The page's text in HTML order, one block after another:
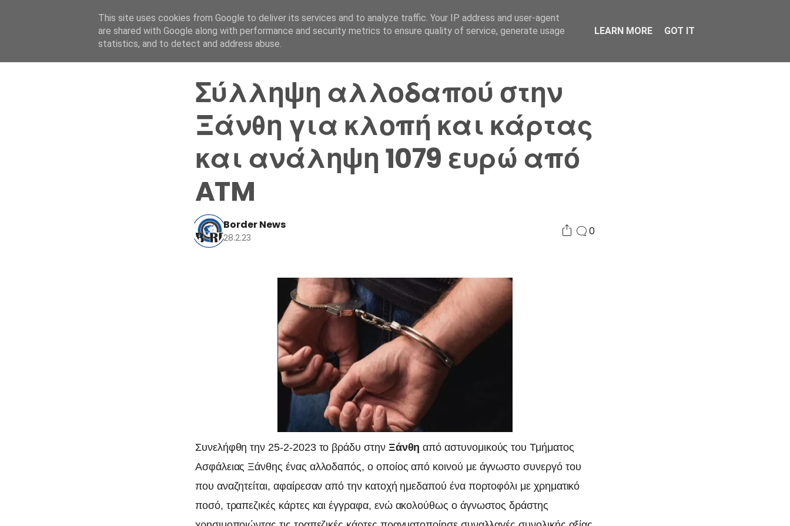
Αρχική Σελίδα Ελλάδα Συνδικαλισμός Σ.Α. Επικοινωνία Κόσμος
Σύλληψη αλλοδαπού στην
Ξάνθη για κλοπή και κάρτας
και ανάληψη 1079 ευρώ από
ATM
Border News
28.2.23
0
Συνελήφθη την 25-2-2023 το βράδυ στην Ξάνθηαπό αστυνομικούς του Τμήματος
Ασφάλειας Ξάνθης ένας αλλοδαπός, ο οποίος από κοινού με άγνωστο συνεργό του
που αναζητείται, αφαίρεσαν από την κατοχή ημεδαπού ένα πορτοφόλι με χρηματικό
ποσό, τραπεζικές κάρτες και έγγραφα, ενώ ακολούθως ο άγνωστος δράστης
This site uses cookies from Google to deliver its services and to analyze traffic. Your IP address and user-agent
are shared with Google along with performance and security metrics to ensure quality of service, generate usage
statistics, and to detect and address abuse.
LEARN MORE GOT IT